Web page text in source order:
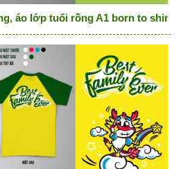
áo lớp tuổi rồng A1 born to shine